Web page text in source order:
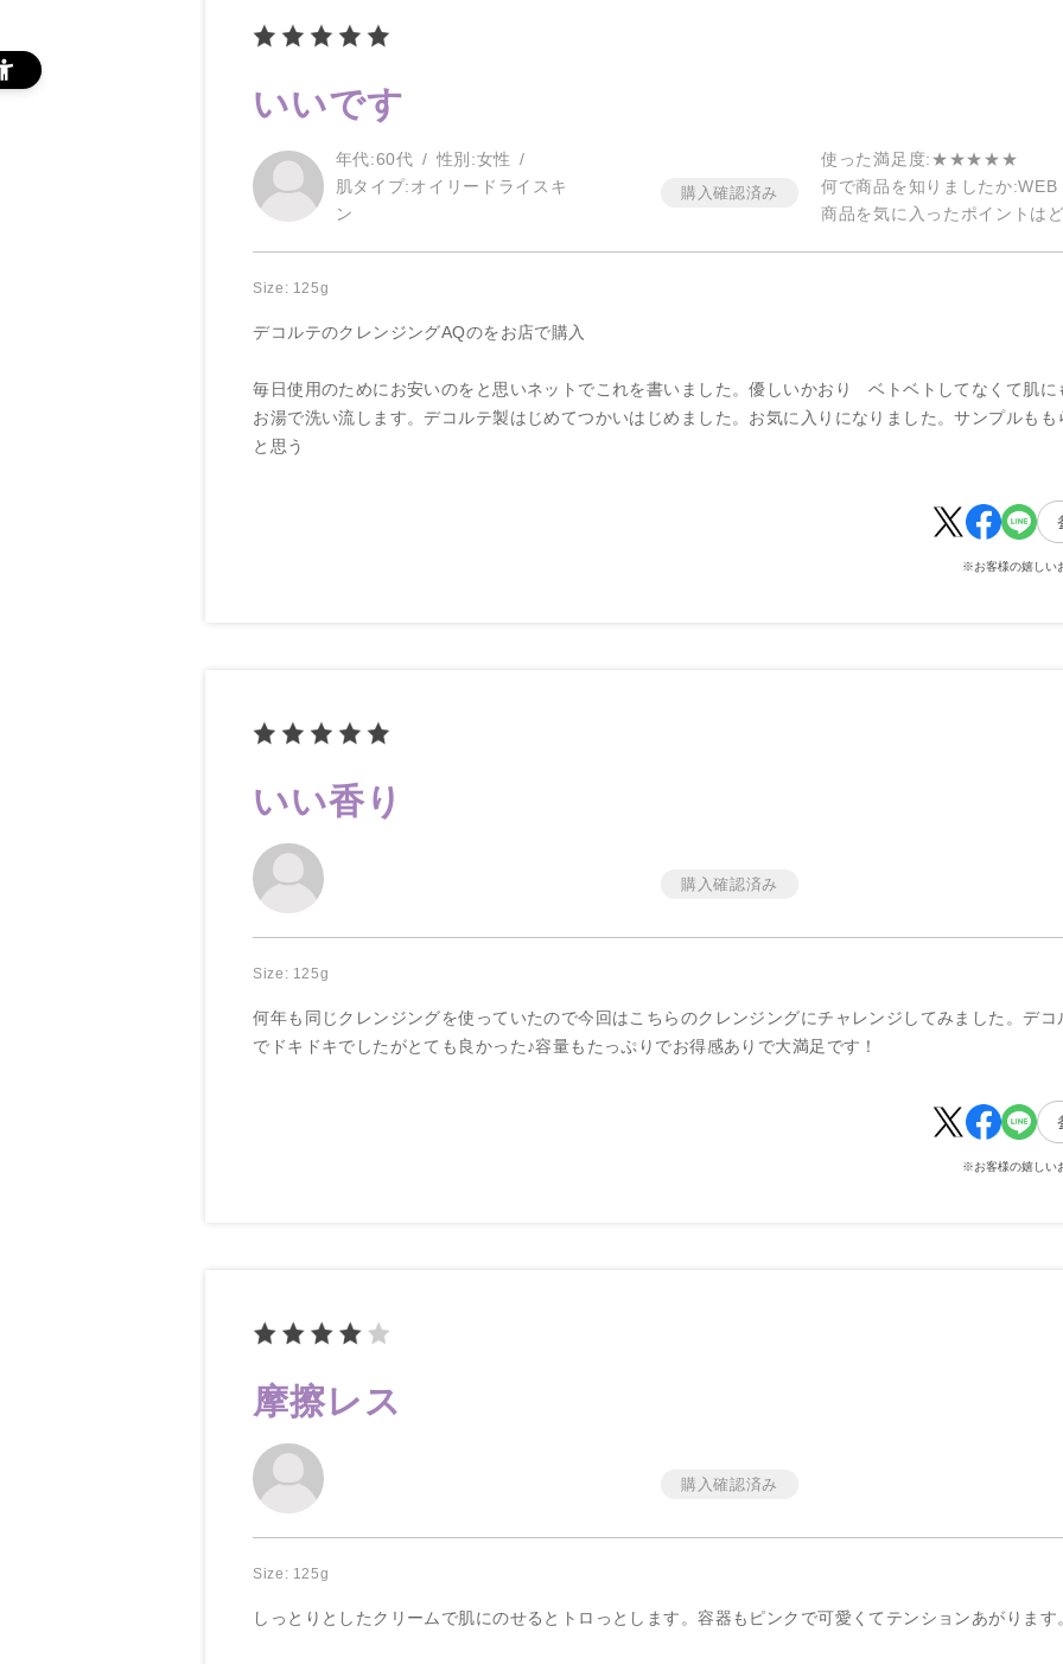
いいです
年代:60代 性別:女性
肌タイプ:オイリードライスキ
ン
使った満足度:★★★★★
何で商品を知りましたか:WEB
商品を気に入ったポイントは
Size: 125g
デコルテのクレンジングAQのをお店で購入
毎日使用のためにお安いのをと思いネットでこれを書いました。優しいかおり ベトベトしてなくて肌に
お湯で洗い流します。デコルテ製はじめてつかいはじめました。お気に入りになりました。サンプルも
と思う
※お客様の嬉しい
いい香り
Size: 125g
何年も同じクレンジングを使っていたので今回はこちらのクレンジングにチャレンジしてみました。デ
でドキドキでしたがとても良かった♪容量もたっぷりでお得感ありで大満足です！
※お客様の嬉しい
摩擦レス
Size: 125g
しっとりとしたクリームで肌にのせるとトロっとします。容器もピンクで可愛くてテンションあがります